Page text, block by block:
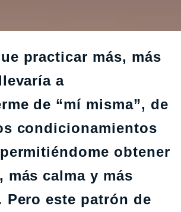
practicar más, más
a
de “mí misma”, de
condicionamientos
obtener
más calma y más
este patrón de